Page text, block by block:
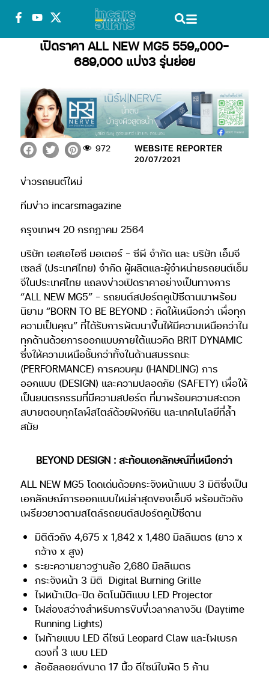
เปิดราคา ALL NEW MG5 559,,000-
689,000 แบ่ง3 รุ่นย่อย
WEBSITE REPORTER
20/07/2021
972
ข่าวรถยนต์ใหม่
ทีมข่าว incarsmagazine
กรุงเทพฯ 20 กรกฎาคม 2564
บริษัท เอสเอไอซี มอเตอร์ – ซีพี จำกัด และ บริษัท เอ็มจี
เซลส์ (ประเทศไทย) จำกัด ผู้ผลิตและผู้จำหน่ายรถยนต์เอ็ม
จีในประเทศไทย แถลงข่าวเปิดราคาอย่างเป็นทางการ
“ALL NEW MG5” – รถยนต์สปอร์ตคูเป้ซีดานมาพร้อม
นิยาม “BORN TO BE BEYOND : คิดให้เหนือกว่า เพื่อทุก
ความเป็นคุณ” ที่ได้รับการพัฒนาขึ้นให้มีความเหนือกว่าใน
ทุกด้านด้วยการออกแบบภายใต้แนวคิด BRIT DYNAMIC
ซึ่งให้ความเหนือชั้นกว่าทั้งในด้านสมรรถนะ
(PERFORMANCE) การควบคุม (HANDLING) การ
ออกแบบ (DESIGN) และความปลอดภัย (SAFETY) เพื่อให้
เป็นยนตรกรรมที่มีความสปอร์ต ที่มาพร้อมความสะดวก
สบายตอบทุกไลฟ์สไตล์ด้วยฟังก์ชัน และเทคโนโลยีที่ล้ำ
สมัย
BEYOND DESIGN : สะท้อนเอกลักษณ์ที่เหนือกว่า
ALL NEW MG5 โดดเด่นด้วยกระจังหน้าแบบ 3 มิติซึ่งเป็น
เอกลักษณ์การออกแบบใหม่ล่าสุดของเอ็มจี พร้อมตัวถัง
เพรียวยาวตามสไตล์รถยนต์สปอร์ตคูเป้ซีดาน
มิติตัวถัง 4,675 x 1,842 x 1,480 มิลลิเมตร (ยาว x
กว้าง x สูง)
ระยะความยาวฐานล้อ 2,680 มิลลิเมตร
กระจังหน้า 3 มิติ Digital Burning Grille
ไฟหน้าเปิด-ปิด อัตโนมัติแบบ LED Projector
ไฟส่องสว่างสำหรับการขับขี่เวลากลางวัน (Daytime
Running Lights)
ไฟท้ายแบบ LED ดีไซน์ Leopard Claw และไฟเบรก
ดวงที่ 3 แบบ LED
ล้ออัลลอยด์ขนาด 17 นิ้ว ดีไซน์ใบพัด 5 ก้าน